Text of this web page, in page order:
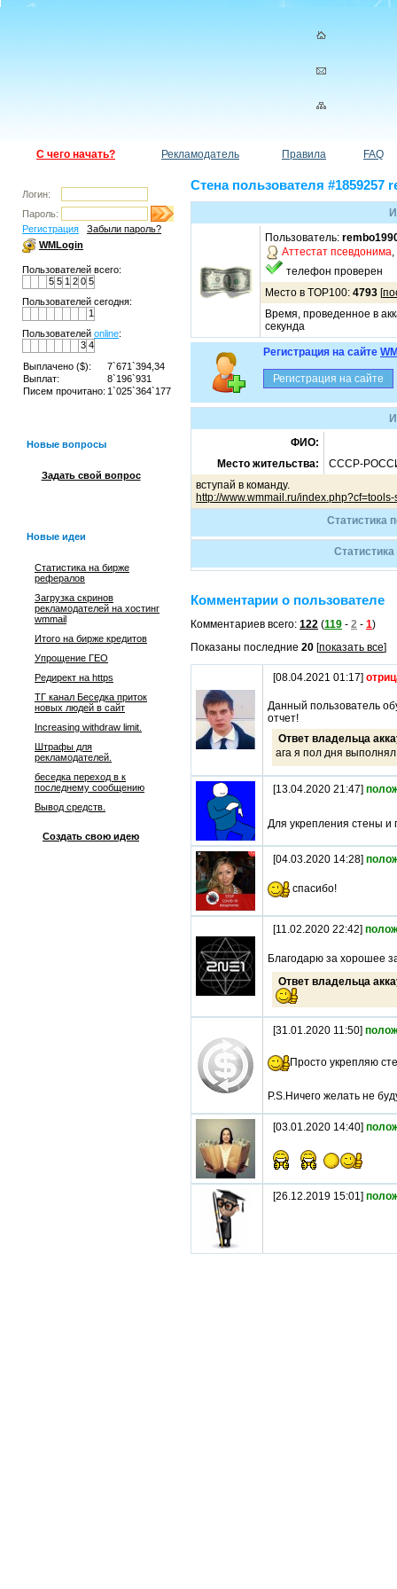
С чего начать? Рекламодатель Правила FAQ
Логин:
Пароль:
Регистрация
Забыли пароль?
WMLogin
Пользователей всего:
5 5 1 2 0 5
Пользователей сегодня:
1
Пользователей online:
3 4
Выплачено ($):
7`671`394,34
Выплат:
8`196`931
Писем прочитано: 1`025`364`177
Новые вопросы
Задать свой вопрос
Новые идеи
Статистика на бирже
рефералов
Загрузка скринов
рекламодателей на хостинг
wmmail
Итого на бирже кредитов
Упрощение ГЕО
Редирект на https
ТГ канал Беседка приток
новых людей в сайт
Increasing withdraw limit.
Штрафы для
рекламодателей.
беседка переход в к
последнему сообщению
Вывод средств.
Создать свою идею
Стена пользователя #1859257
Пользователь:
Аттестат псевдонима
телефон проверен
Место в TOP100: 4793 [
Время, проведенное в
секунда
Регистрация на сайте
ФИО:
Место жительства:
СССР-
вступай в команду.
http://www.wmmail.ru/
Статистика
Комментарии о пользователе
Комментариев всего: 122 (119 - 2 - 1)
Показаны последние 20 [показать все]
[08.04.2021 01:17]
Данный пользователь
отчет!
Ответ владельца
ага я пол дня
[13.04.2020 21:47]
Для укрепления стены и
[04.03.2020 14:28]
спасибо!
[11.02.2020 22:42]
Благодарю за хорошее
Ответ владельца
[31.01.2020 11:50]
Просто укрепляю
P.S.Ничего желать не
[03.01.2020 14:40]
[26.12.2019 15:01]